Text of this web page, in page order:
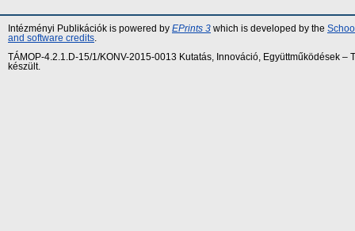
Intézményi Publikációk is powered by EPrints 3 which is developed by the
and software credits
TÁMOP-4.2.1.D-15/1/KONV-2015-0013 Kutatás, Innováció, Együttműködések
készült.